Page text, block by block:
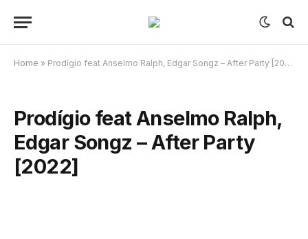
Home » Prodígio feat Anselmo Ralph, Edgar Songz – After Party [2022]
Prodígio feat Anselmo Ralph,
Edgar Songz – After Party
[2022]